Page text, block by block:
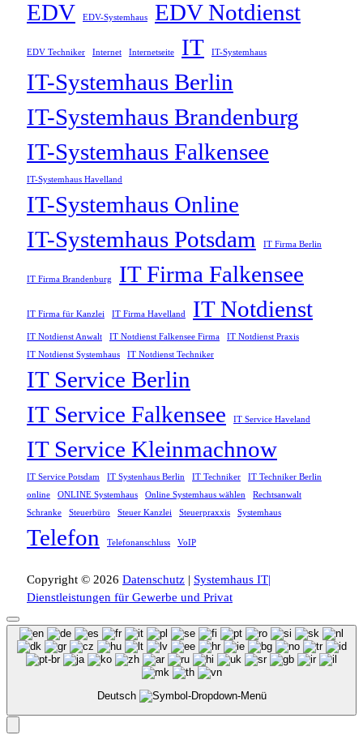
EDV EDV-Systemhaus EDV Notdienst
EDV Techniker Internet Internetseite IT IT-Systemhaus
IT-Systemhaus Berlin
IT-Systemhaus Brandenburg
IT-Systemhaus Falkensee
IT-Systemhaus Havelland
IT-Systemhaus Online
IT-Systemhaus Potsdam
IT Firma Berlin
IT Firma Brandenburg IT Firma Falkensee
IT Firma für Kanzlei IT Firma Havelland IT Notdienst
IT Notdienst Anwalt IT Notdienst Falkensee Firma
IT Notdienst Praxis
IT Notdienst Systemhaus
IT Notdienst Techniker
IT Service Berlin
IT Service Falkensee
IT Service Haveland
IT Service Kleinmachnow
IT Service Potsdam IT Systenhaus Berlin IT Techniker
IT Techniker Berlin
online
ONLINE Systemhaus Online Systemhaus wählen
Rechtsanwalt
Schranke
Steuerbüro Steuer Kanzlei Steuerpraxxis Systemhaus
Telefon Telefonanschluss VoIP
Copyright © 2026 Datenschutz | Systemhaus IT|
Dienstleistungen für Gewerbe und Privat
Deutsch